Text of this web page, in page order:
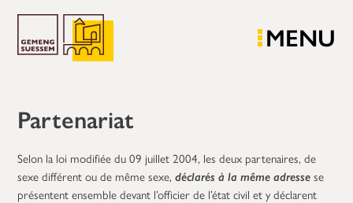
MENU
Partenariat
Selon la loi modifiée du 09 juillet 2004, les deux partenaires, de
sexe différent ou de même sexe,déclarés à la même adressese
présentent ensemble devant l’officier de l’état civil et y déclarent